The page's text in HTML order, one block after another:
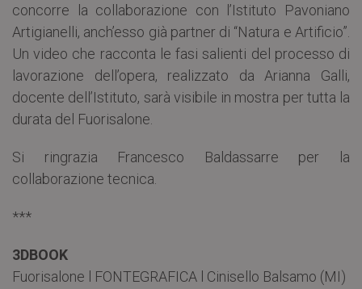
concorre la collaborazione con l’Istituto Pavoniano
Artigianelli, anch’esso già partner di “Natura e Artificio”.
Un video che racconta le fasi salienti del processo di
lavorazione dell’opera, realizzato da Arianna Galli,
docente dell’Istituto, sarà visibile in mostra per tutta la
durata del Fuorisalone.
Si ringrazia Francesco Baldassarre per la
collaborazione tecnica.
***
3DBOOK
Fuorisalone l FONTEGRAFICA l Cinisello Balsamo (MI)